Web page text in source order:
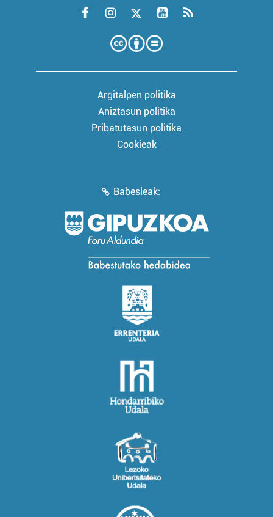
Argitalpen politika
Aniztasun politika
Pribatutasun politika
Cookieak
Babesleak: